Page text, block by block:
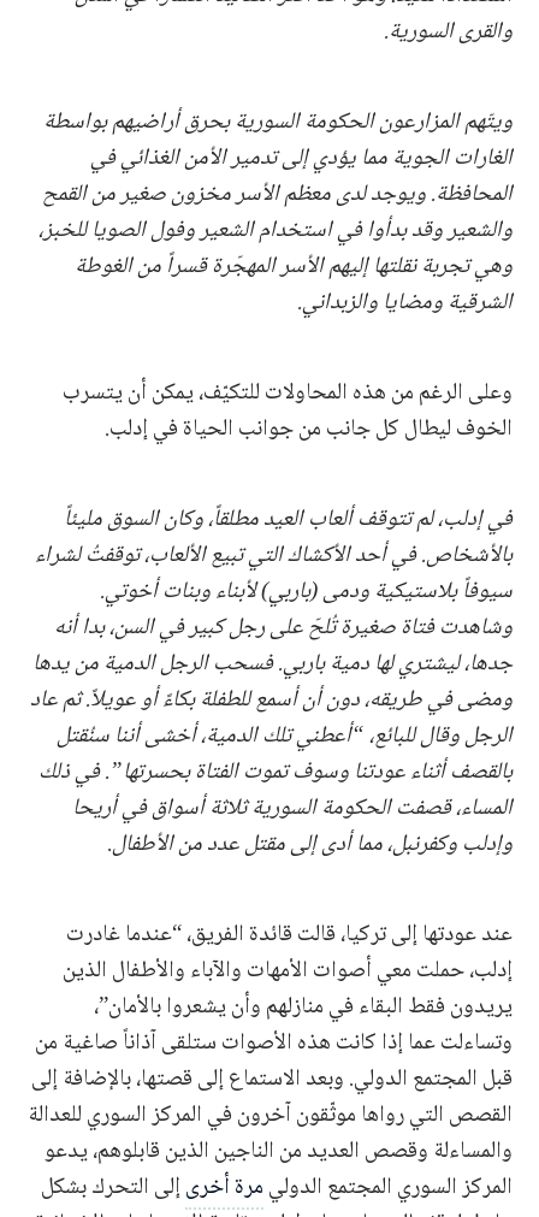
والقرى السورية.
ويتّهم المزارعون الحكومة السورية بحرق أراضيهم بواسطة
الغارات الجوية مما يؤدي إلى تدمير الأمن الغذائي في
المحافظة. ويوجد لدى معظم الأسر مخزون صغير من القمح
والشعير وقد بدأوا في استخدام الشعير وفول الصويا للخبز،
وهي تجربة نقلتها إليهم الأسر المهجّرة قسراً من الغوطة
الشرقية ومضايا والزبداني.
وعلى الرغم من هذه المحاولات للتكيّف، يمكن أن يتسرب
الخوف ليطال كل جانب من جوانب الحياة في إدلب.
في إدلب، لم تتوقف ألعاب العيد مطلقاً، وكان السوق مليئاً
بالأشخاص. في أحد الأكشاك التي تبيع الألعاب، توقفتُ لشراء
سيوفاً بلاستيكية ودمى (باربي) لأبناء وبنات أخوتي.
وشاهدت فتاة صغيرة تُلحّ على رجل كبير في السن، بدا أنه
جدها، ليشتري لها دمية باربي. فسحب الرجل الدمية من يدها
ومضى في طريقه، دون أن أسمع للطفلة بكاءً أو عويلاً. ثم عاد
الرجل وقال للبائع، “أعطني تلك الدمية، أخشى أننا سنُقتل
بالقصف أثناء عودتنا وسوف تموت الفتاة بحسرتها”. في ذلك
المساء، قصفت الحكومة السورية ثلاثة أسواق في أريحا
وإدلب وكفرنبل، مما أدى إلى مقتل عدد من الأطفال.
عند عودتها إلى تركيا، قالت قائدة الفريق، “عندما غادرت
إدلب، حملت معي أصوات الأمهات والآباء والأطفال الذين
يريدون فقط البقاء في منازلهم وأن يشعروا بالأمان”،
وتساءلت عما إذا كانت هذه الأصوات ستلقى آذاناً صاغية من
قبل المجتمع الدولي. وبعد الاستماع إلى قصتها، بالإضافة إلى
القصص التي رواها موثّقون آخرون في المركز السوري للعدالة
والمساءلة وقصص العديد من الناجين الذين قابلوهم، يدعو
المركز السوري المجتمع الدوليمرة أخرىإلى التحرك بشكل